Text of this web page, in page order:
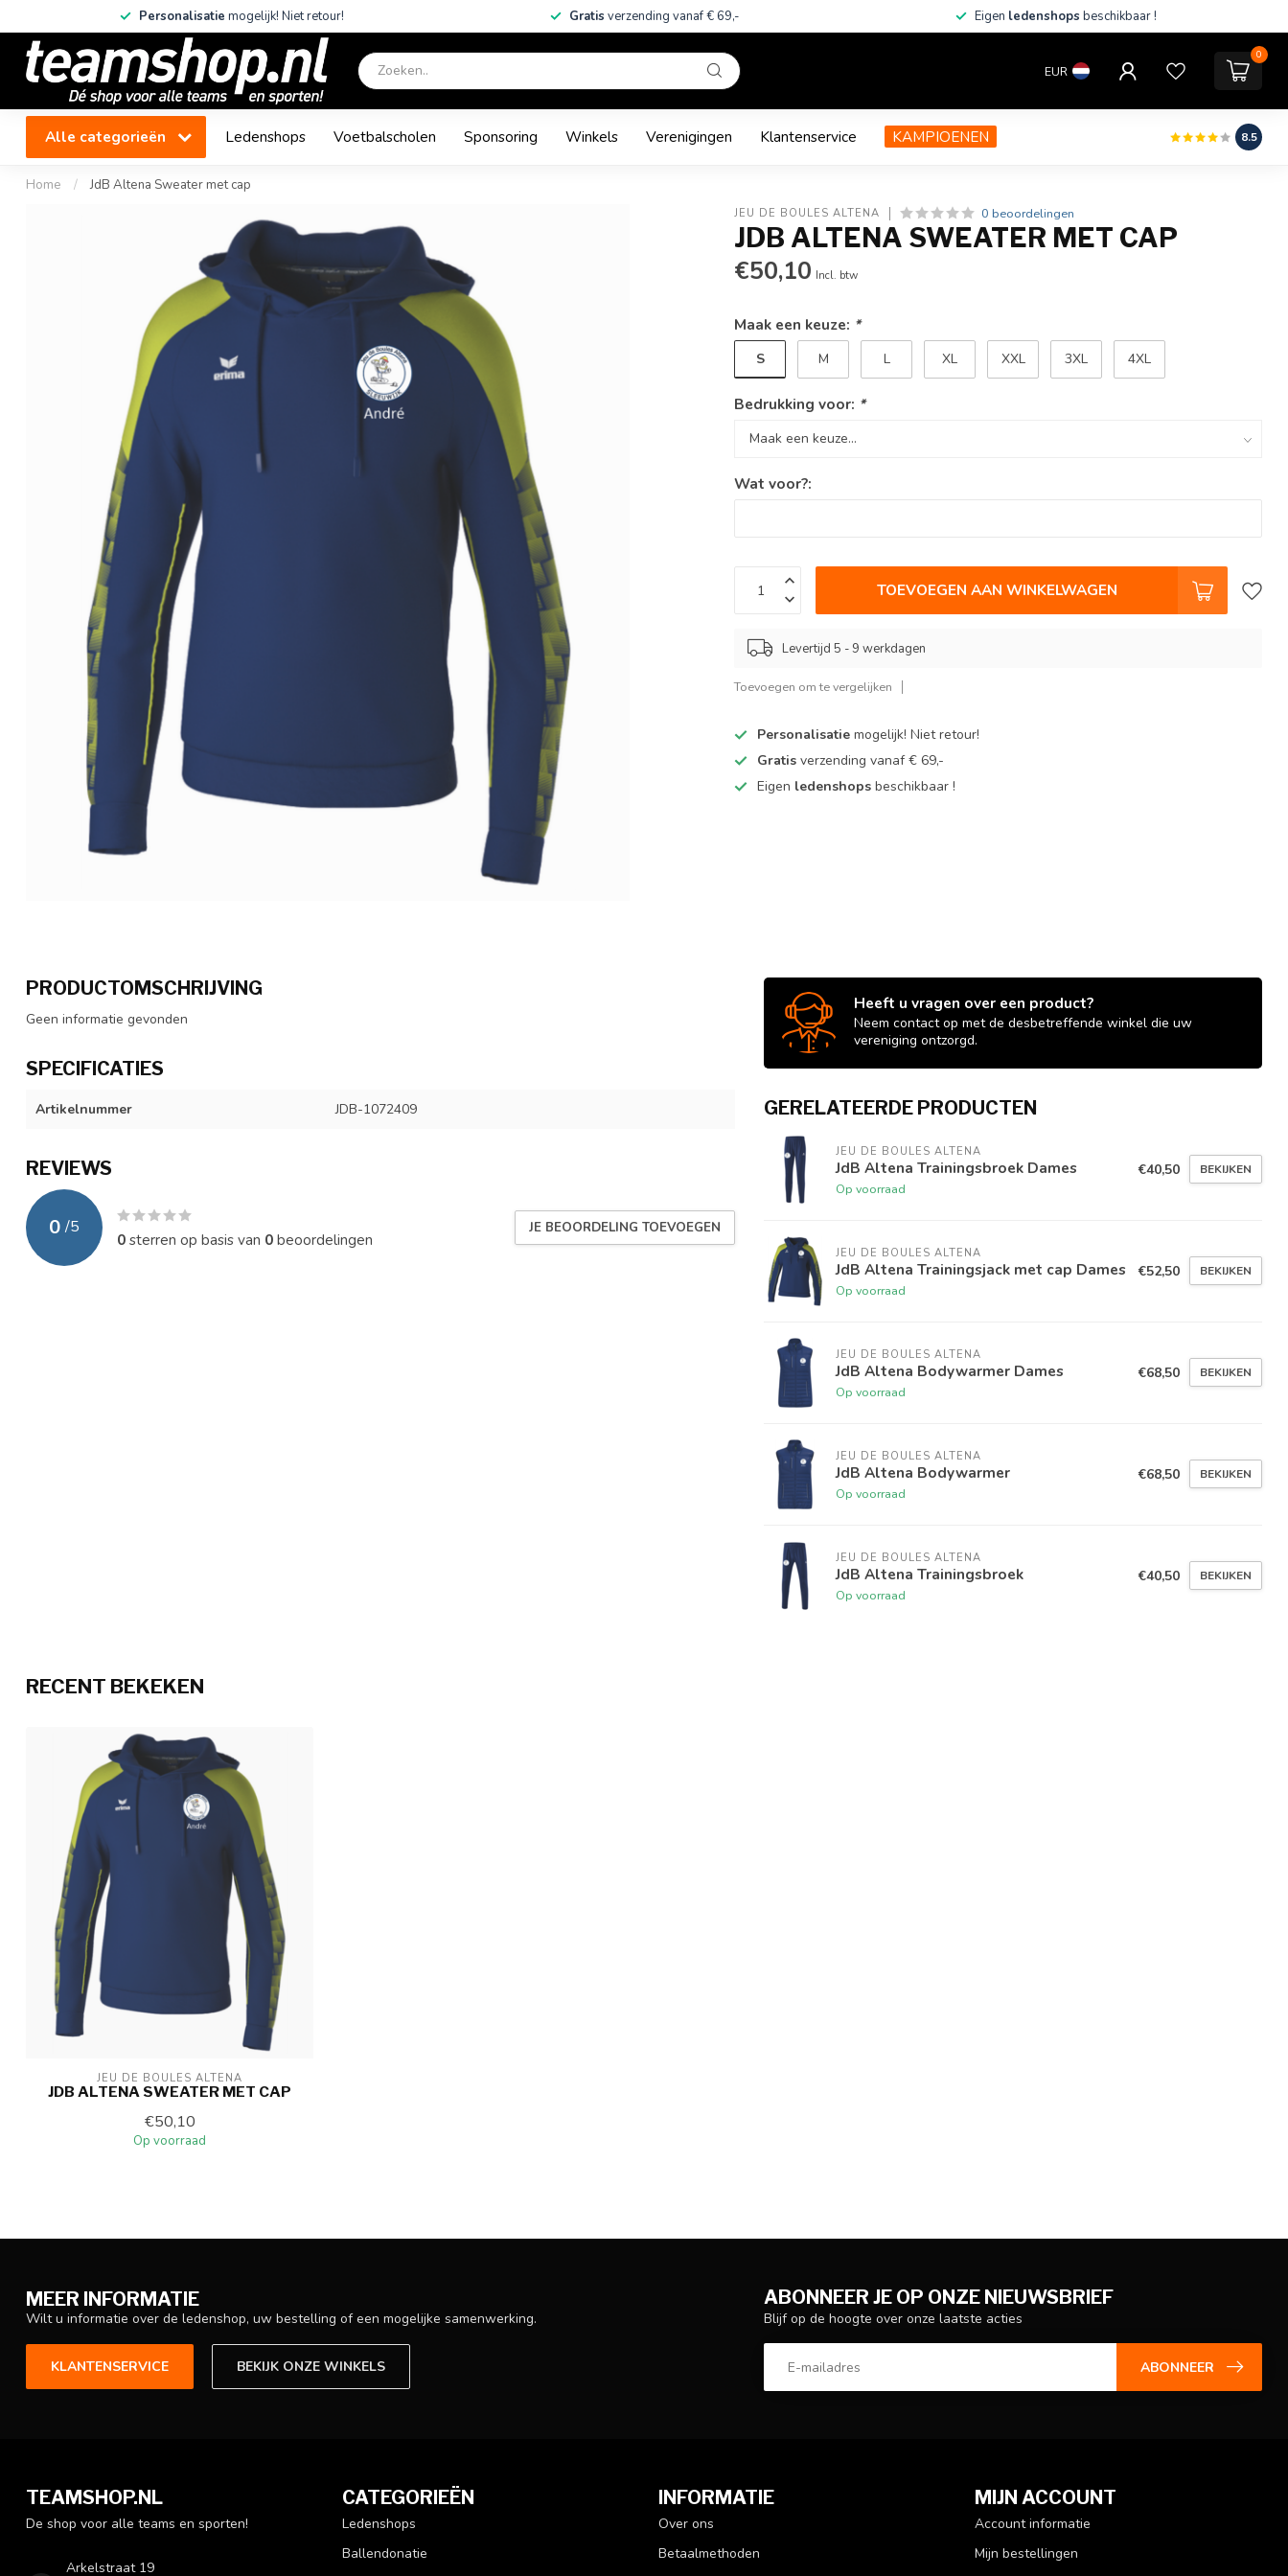
Personalisatie mogelijk! Niet retour! Gratis verzending vanaf € 69,- Eigen ledenshops beschikbaar !
EUR
0
Alle categorieën Ledenshops Voetbalscholen Sponsoring Winkels Verenigingen Klantenservice KAMPIOENEN 8.5
Home / JdB Altena Sweater met cap
JEU DE BOULES ALTENA 0 beoordelingen
JDB ALTENA SWEATER MET CAP
€50,10 Incl. btw
Maak een keuze: *
S M L XL XXL 3XL 4XL
Bedrukking voor: *
Wat voor?:
TOEVOEGEN AAN WINKELWAGEN
Levertijd 5 - 9 werkdagen
Toevoegen om te vergelijken
Personalisatie mogelijk! Niet retour!
Gratisverzending vanaf € 69,-
Eigen ledenshopsbeschikbaar !
PRODUCTOMSCHRIJVING
Geen informatie gevonden
SPECIFICATIES
Artikelnummer JDB-1072409
REVIEWS
0 /5
0sterren op basis van 0beoordelingen
JE BEOORDELING TOEVOEGEN
Heeft u vragen over een product?
Neem contact op met de desbetreffende winkel die uw
vereniging ontzorgd.
GERELATEERDE PRODUCTEN
JEU DE BOULES ALTENA
JdB Altena Trainingsbroek Dames
Op voorraad
€40,50 BEKIJKEN
JEU DE BOULES ALTENA
JdB Altena Trainingsjack met cap Dames
Op voorraad
€52,50 BEKIJKEN
JEU DE BOULES ALTENA
JdB Altena Bodywarmer Dames
Op voorraad
€68,50 BEKIJKEN
JEU DE BOULES ALTENA
JdB Altena Bodywarmer
Op voorraad
€68,50 BEKIJKEN
JEU DE BOULES ALTENA
JdB Altena Trainingsbroek
Op voorraad
€40,50 BEKIJKEN
RECENT BEKEKEN
JEU DE BOULES ALTENA
JDB ALTENA SWEATER MET CAP
€50,10
Op voorraad
MEER INFORMATIE
Wilt u informatie over de ledenshop, uw bestelling of een mogelijke samenwerking.
KLANTENSERVICE BEKIJK ONZE WINKELS
ABONNEER JE OP ONZE NIEUWSBRIEF
Blijf op de hoogte over onze laatste acties
ABONNEER
TEAMSHOP.NL
De shop voor alle teams en sporten!
Arkelstraat 19
CATEGORIEËN
Ledenshops
Ballendonatie
INFORMATIE
Over ons
Betaalmethoden
MIJN ACCOUNT
Account informatie
Mijn bestellingen